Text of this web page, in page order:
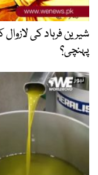
شیرین فرہاد کی
پہنچی؟